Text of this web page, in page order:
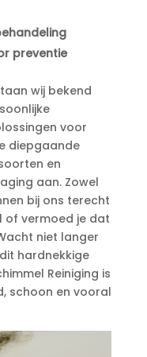
preventie
wij bekend
voor
diepgaande
en
aan.​ Zowel
bij ons terecht
of vermoed je dat
niet langer
hardnekkige
Reiniging is
schoon en vooral